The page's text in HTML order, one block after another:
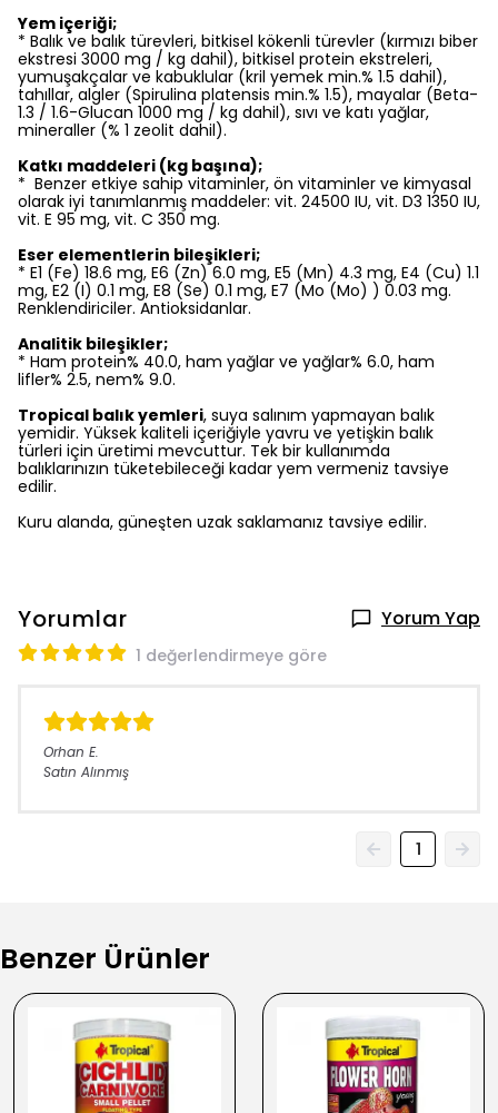
Yem içeriği;
* Balık ve balık türevleri, bitkisel kökenli türevler (kırmızı biber
ekstresi 3000 mg / kg dahil), bitkisel protein ekstreleri,
yumuşakçalar ve kabuklular (kril yemek min.% 1.5 dahil),
tahıllar, algler (Spirulina platensis min.% 1.5), mayalar (Beta-
1.3 / 1.6-Glucan 1000 mg / kg dahil), sıvı ve katı yağlar,
mineraller (% 1 zeolit dahil).
Katkı maddeleri (kg başına);
* Benzer etkiye sahip vitaminler, ön vitaminler ve kimyasal
olarak iyi tanımlanmış maddeler: vit. 24500 IU, vit. D3 1350 IU,
vit. E 95 mg, vit. C 350 mg.
Eser elementlerin bileşikleri;
* E1 (Fe) 18.6 mg, E6 (Zn) 6.0 mg, E5 (Mn) 4.3 mg, E4 (Cu) 1.1
mg, E2 (I) 0.1 mg, E8 (Se) 0.1 mg, E7 (Mo (Mo) ) 0.03 mg.
Renklendiriciler. Antioksidanlar.
Analitik bileşikler;
* Ham protein% 40.0, ham yağlar ve yağlar% 6.0, ham
lifler% 2.5, nem% 9.0.
Tropical balık yemleri, suya salınım yapmayan balık
yemidir. Yüksek kaliteli içeriğiyle yavru ve yetişkin balık
türleri için üretimi mevcuttur. Tek bir kullanımda
balıklarınızın tüketebileceği kadar yem vermeniz tavsiye
edilir.
Kuru alanda, güneşten uzak saklamanız tavsiye edilir.
Yorumlar Yorum Yap
1 değerlendirmeye göre
Orhan E.
Satın Alınmış
1
Benzer Ürünler